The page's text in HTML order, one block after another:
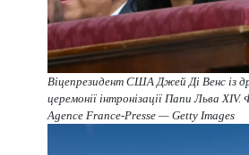
Віцепрезидент США Джей Ді Венс із
церемонії інтронізації Папи Льва
Agence France-Presse — Getty Images